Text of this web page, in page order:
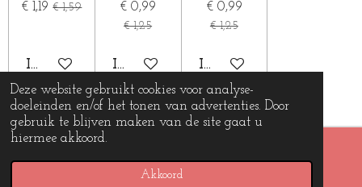
Deze website gebruikt cookies voor analyse-
doeleinden en/of het tonen van advertenties. Door
gebruik te blijven maken van de site gaat u
hiermee akkoord.
Akkoord
€ 1,19 € 1,59
IN WINKELWAGEN
€ 0,99
€ 1,25
IN WINKELWAGEN
€ 0,99
€ 1,25
IN WINKELWAGEN